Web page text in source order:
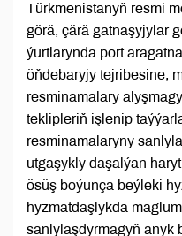
Türkmenistanyň resmi
görä, çärä gatnaşyjylar
ýurtlarynda port
öňdebaryjy tejribesine,
resminamalary
teklipleriň işlenip
resminamalaryny
utgaşykly daşalýan
ösüş boýunça beýleki
hyzmatdaşlykda
sanlylaşdyrmagyň anyk